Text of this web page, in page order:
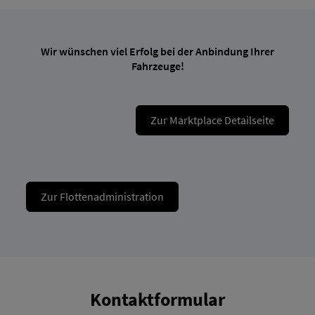
Wir wünschen viel Erfolg bei der Anbindung Ihrer
Fahrzeuge!
Zur Marktplace Detailseite
Zur Flottenadministration
Kontaktformular